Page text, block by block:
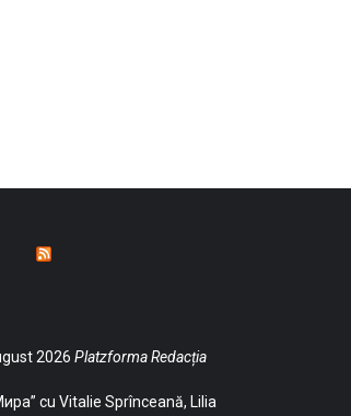
2026 Platzforma Redacția
cu Vitalie Sprînceană, Lilia